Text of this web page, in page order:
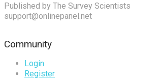
Published by The Survey Scientists
support@onlinepanel.net
Community
Login
Register